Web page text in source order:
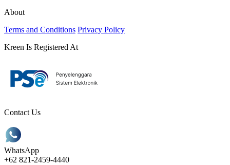
About
Terms and Conditions Privacy Policy
Kreen Is Registered At
Contact Us
WhatsApp
+62 821-2459-4440